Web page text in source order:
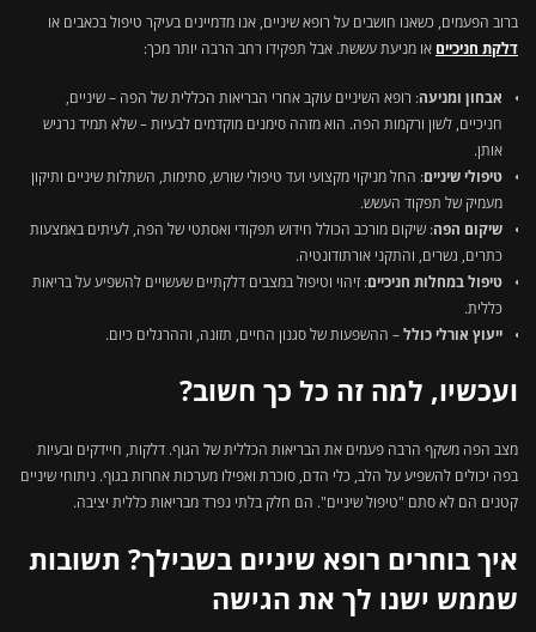
ברוב הפעמים, כשאנו חושבים על רופא שיניים, אנו מדמיינים בעיקר טיפול בכאבים או
דלקת חניכיים או מניעת עששת. אבל תפקידו רחב הרבה יותר מכך:
אבחון ומניעה: רופא השיניים עוקב אחרי הבריאות הכללית של הפה – שיניים,
חניכיים, לשון ורקמות הפה. הוא מזהה סימנים מוקדמים לבעיות – שלא תמיד נרגיש
אותן.
טיפולי שיניים: החל מניקוי מקצועי ועד טיפולי שורש, סתימות, השתלות שיניים ותיקון
מעמיק של תפקוד העשש.
שיקום הפה: שיקום מורכב הכולל חידוש תפקודי ואסתטי של הפה, לעיתים באמצעות
כתרים, גשרים, והתקני אורתודונטיה.
טיפול במחלות חניכיים: זיהוי וטיפול במצבים דלקתיים שעשויים להשפיע על בריאות
כללית.
ייעוץ אורלי כולל– ההשפעות של סגנון החיים, תזונה, וההרגלים כיום.
ועכשיו, למה זה כל כך חשוב?
מצב הפה משקף הרבה פעמים את הבריאות הכללית של הגוף. דלקות, חיידקים ובעיות
בפה יכולים להשפיע על הלב, כלי הדם, סוכרת ואפילו מערכות אחרות בגוף. ניתוחי שיניים
קטנים הם לא סתם "טיפול שיניים". הם חלק בלתי נפרד מבריאות כללית יציבה.
איך בוחרים רופא שיניים בשבילך? תשובות
שממש ישנו לך את הגישה